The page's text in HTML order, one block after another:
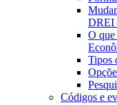
DREI
O
Tipos
Códigos e